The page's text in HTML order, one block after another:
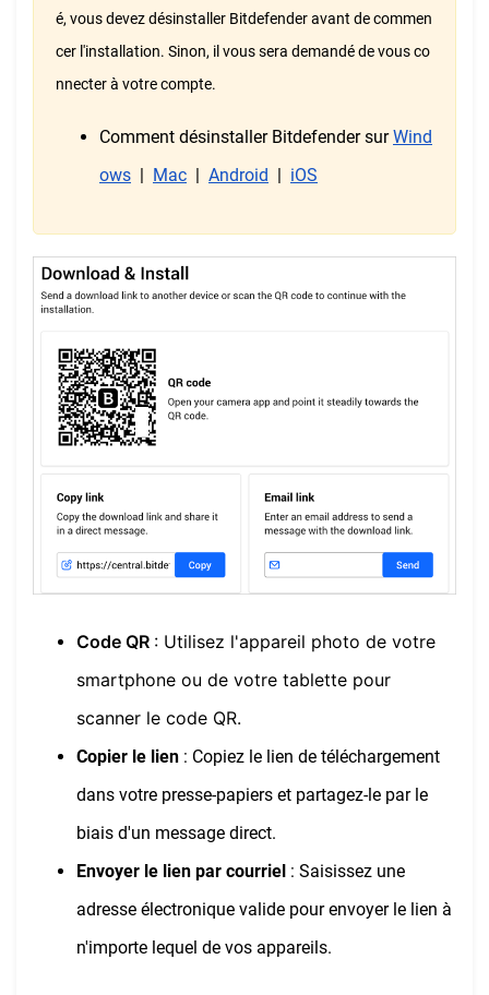
é, vous devez désinstaller Bitdefender avant de commen
cer l'installation. Sinon, il vous sera demandé de vous co
nnecter à votre compte.
Comment désinstaller Bitdefender surWind
ows | Mac | Android | iOS
Code QR : Utilisez l'appareil photo de votre
smartphone ou de votre tablette pour
scanner le code QR.
Copier le lien : Copiez le lien de téléchargement
dans votre presse-papiers et partagez-le par le
biais d'un message direct.
Envoyer le lien par courriel : Saisissez une
adresse électronique valide pour envoyer le lien à
n'importe lequel de vos appareils.